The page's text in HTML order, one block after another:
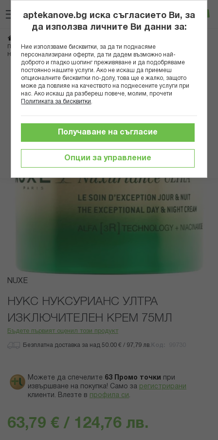
към
съдържанието
Вход
Противостарееща грижа
НУКС НУКСУРИАНС УЛТРА ИЗКЛЮЧИТЕЛЕН КРЕМ 75МЛ
Преминете
края
галерията
изображенията
Преминете
началото
галерия
със
NUXE
НУКС НУКСУРИАНС УЛТРА
ИЗКЛЮЧИТЕЛЕН КРЕМ 75МЛ
Бъдете първият оценил този продукт
Безплатна доставка за над 50.00 € / 97,79 лв.
Можете да спечелите 63 Промо точки
при
извършване на покупка! Само за регистрирани
клиенти. Влезте в профила си .
63,79 € / 124,76 лв.
aptekanove.bg иска съгласието Ви, за
да използва личните Ви данни за:
Ние използваме бисквитки, за да ти поднасяме
персонализирани оферти, да ти дадем възможно най-
доброто и гладко шопинг преживяване и да подобряваме
постоянно нашите услуги. Ако не искаш да приемеш
опционалните бисквитки по-долу, това ще е жалко, защото
може да повлияе на качеството на поднесените услуги при
нас. Ако искаш да разбереш повече, молим, прочети
Политиката за бисквитки
Опции за управление
Получаване на съгласие